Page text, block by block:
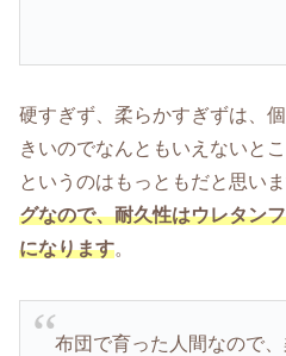
硬すぎず、柔らかすぎずは、
きいのでなんともいえないと
というのはもっともだと思いま
グなので、耐久性はウレタン
になります。
布団で育った人間なので